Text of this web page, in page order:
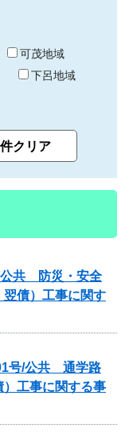
可茂地域
下呂地域
/公共 防災・安全
債）工事に関す
号/公共 通学路
工事に関する事